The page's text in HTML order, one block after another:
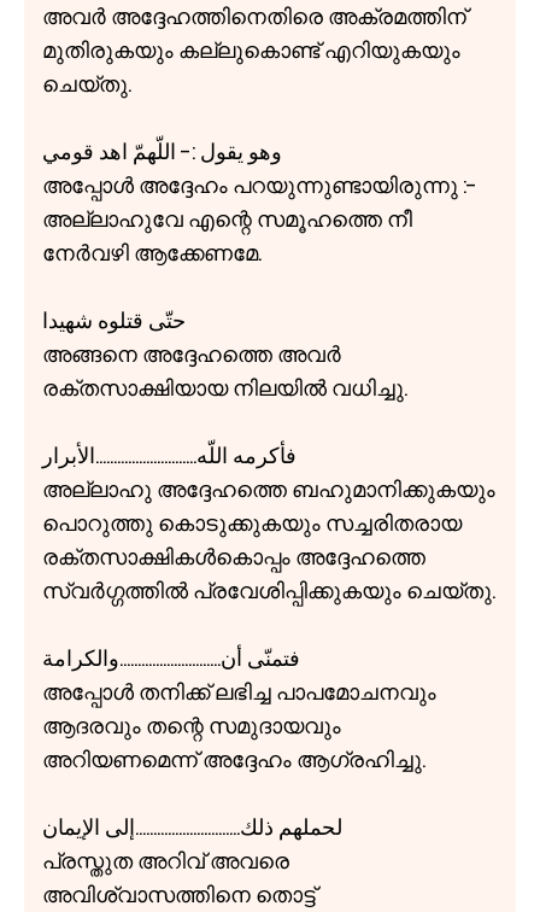
അവർ അദ്ദേഹത്തിനെതിരെ അക്രമത്തിന്
മുതിരുകയും കല്ലുകൊണ്ട് എറിയുകയും
ചെയ്തു.
وهو يقول :- اللّهمّ اهد قومي
അപ്പോൾ അദ്ദേഹം പറയുന്നുണ്ടായിരുന്നു :-
അല്ലാഹുവേ എന്റെ സമൂഹത്തെ നീ
നേർവഴി ആക്കേണമേ.
حتّی قتلوه شهيدا
അങ്ങനെ അദ്ദേഹത്തെ അവർ
രക്തസാക്ഷിയായ നിലയിൽ വധിച്ചു.
فأكرمه اللّه............................الأبرار
അല്ലാഹു അദ്ദേഹത്തെ ബഹുമാനിക്കുകയും
പൊറുത്തു കൊടുക്കുകയും സച്ചരിതരായ
രക്തസാക്ഷികൾകൊപ്പം അദ്ദേഹത്തെ
സ്വർഗ്ഗത്തിൽ പ്രവേശിപ്പിക്കുകയും ചെയ്തു.
فتمنّی أن............................والكرامة
അപ്പോൾ തനിക്ക് ലഭിച്ച പാപമോചനവും
ആദരവും തന്റെ സമുദായവും
അറിയണമെന്ന് അദ്ദേഹം ആഗ്രഹിച്ചു.
لحملهم ذلك.............................إلی الإيمان
പ്രസ്തുത അറിവ് അവരെ
അവിശ്വാസത്തിനെ തൊട്ട്